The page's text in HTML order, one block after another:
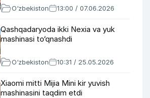
O‘zbekiston 13:00 / 07.06.2026
Qashqadaryoda ikki Nexia va yuk
mashinasi to‘qnashdi
O‘zbekiston 10:31 / 25.05.2026
Xiaomi mitti Mijia Mini kir yuvish
mashinasini taqdim etdi